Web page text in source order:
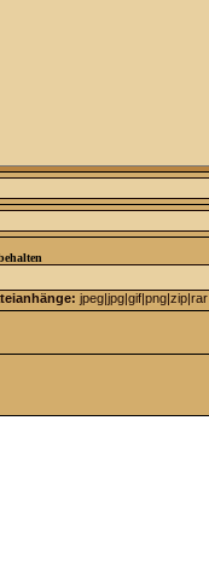
jpeg|jpg|gif|png|zip|rar